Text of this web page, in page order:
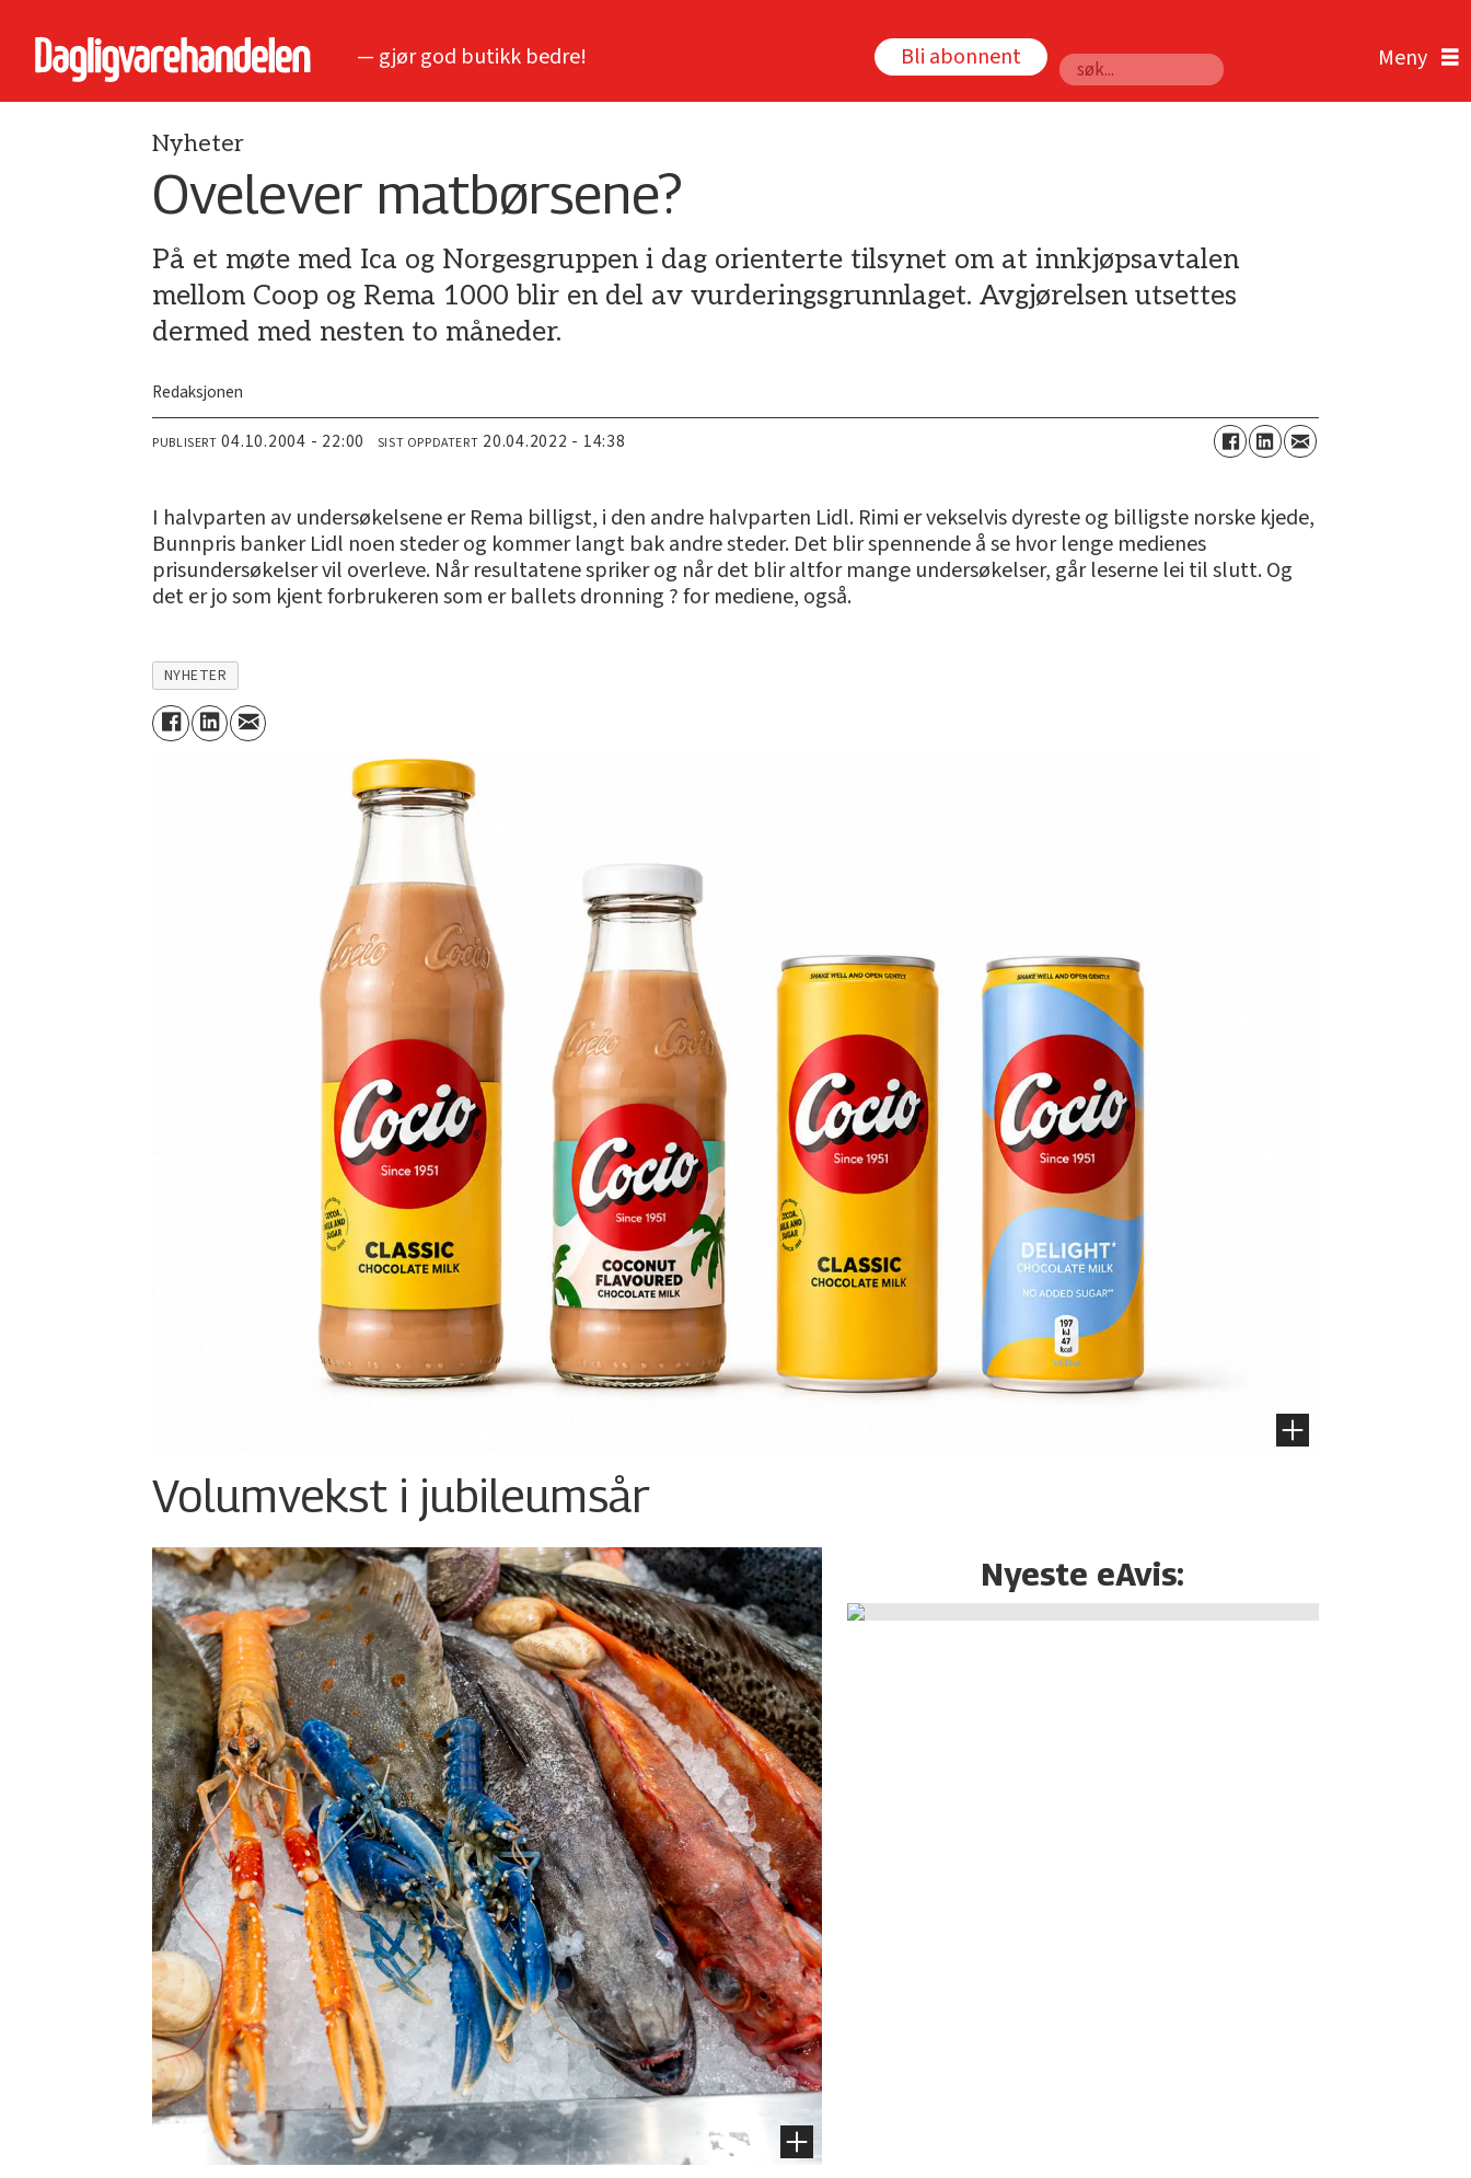
— gjør god butikk bedre! Bli abonnent
Søk
Nyheter
Ovelever matbørsene?
På et møte med Ica og Norgesgruppen i dag orienterte tilsynet om at innkjøpsavtalen
mellom Coop og Rema 1000 blir en del av vurderingsgrunnlaget. Avgjørelsen utsettes
dermed med nesten to måneder.
Redaksjonen
PUBLISERT 04.10.2004 - 22:00 SIST OPPDATERT 20.04.2022 - 14:38
I halvparten av undersøkelsene er Rema billigst, i den andre halvparten Lidl. Rimi er vekselvis dyreste og billigste norske kjede,
Bunnpris banker Lidl noen steder og kommer langt bak andre steder. Det blir spennende å se hvor lenge medienes
prisundersøkelser vil overleve. Når resultatene spriker og når det blir altfor mange undersøkelser, går leserne lei til slutt. Og
det er jo som kjent forbrukeren som er ballets dronning ? for mediene, også.
NYHETER
Volumvekst i jubileumsår
Nyeste eAvis: